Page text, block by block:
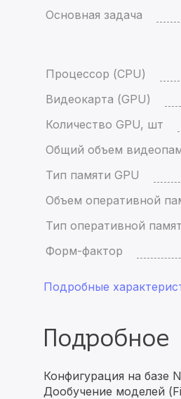
Основная задача
Процессор (CPU)
Видеокарта (GPU)
Количество GPU, шт
Общий объем
Тип памяти GPU
Объем оперативной
Тип оперативной
Форм-фактор
Подробные
Конфигурация на базе
Дообучение моделей